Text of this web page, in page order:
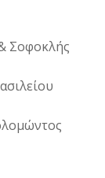
Σοφοκλής